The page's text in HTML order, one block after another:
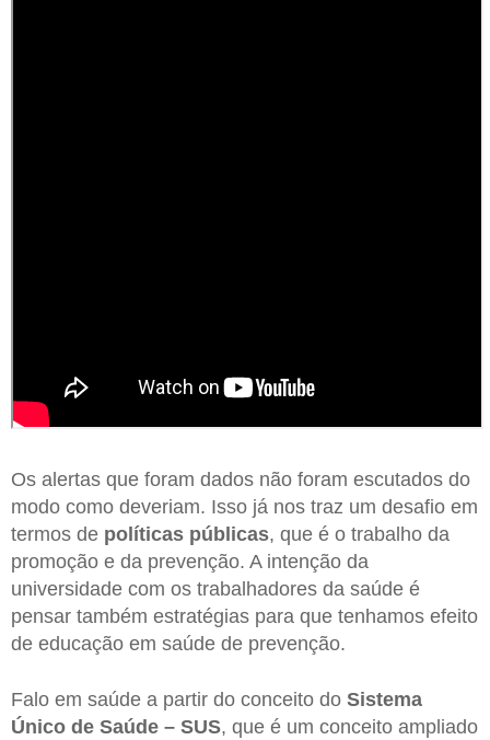
Os alertas que foram dados não foram escutados do
modo como deveriam. Isso já nos traz um desafio em
termos de políticas públicas, que é o trabalho da
promoção e da prevenção. A intenção da
universidade com os trabalhadores da saúde é
pensar também estratégias para que tenhamos efeito
de educação em saúde de prevenção.
Falo em saúde a partir do conceito do Sistema
Único de Saúde – SUS, que é um conceito ampliado